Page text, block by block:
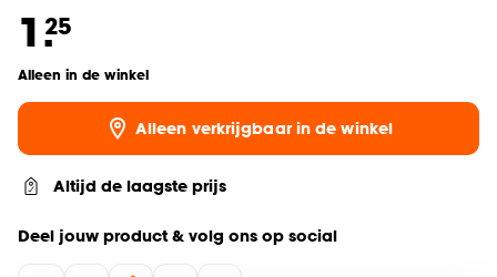
1.25
Alleen in de winkel
Alleen verkrijgbaar in de winkel
Altijd de laagste prijs
Deel jouw product & volg ons op social